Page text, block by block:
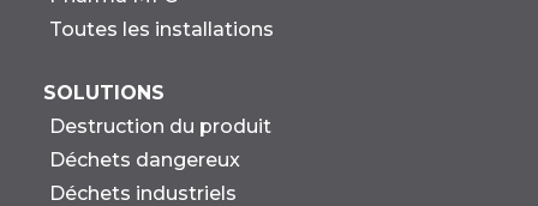
Toutes les installations
SOLUTIONS
Destruction du produit
Déchets dangereux
Déchets industriels